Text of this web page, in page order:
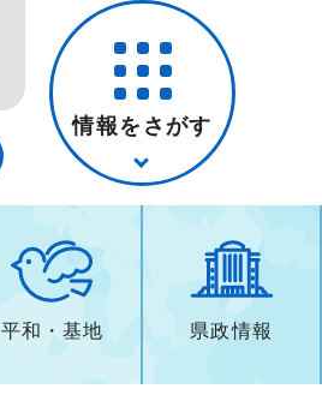
情報をさがす
平和・基地 県政情報